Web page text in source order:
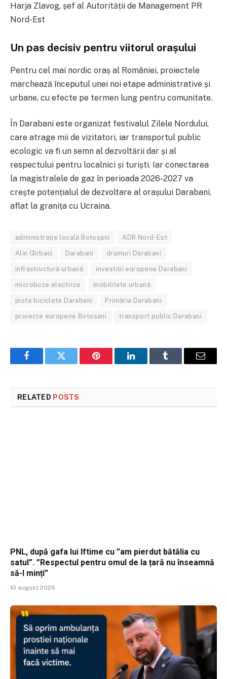
Harja Zlavog, șef al Autorității de Management PR
Nord-Est
Un pas decisiv pentru viitorul orașului
Pentru cel mai nordic oraș al României, proiectele
marchează începutul unei noi etape administrative și
urbane, cu efecte pe termen lung pentru comunitate.
În Darabani este organizat festivalul Zilele Nordului,
care atrage mii de vizitatori, iar transportul public
ecologic va fi un semn al dezvoltării dar și al
respectului pentru localnici și turiști. Iar conectarea
la magistralele de gaz în perioada 2026-2027 va
crește potențialul de dezvoltare al orașului Darabani,
aflat la granița cu Ucraina.
administrație locală Botoșani ADR Nord-Est
Alin Gîrbaci Darabani drumuri Darabani
infrastructură urbană investiții europene Darabani
microbuze electrice mobilitate urbană
piste biciclete Darabani Primăria Darabani
proiecte europene Botosani transport public Darabani
FacebookTwitter Pinterest LinkedInTumblr Email
RELATED POSTS
PNL, după gafa lui Iftime cu ”am pierdut bătălia cu
satul”. ”Respectul pentru omul de la țară nu înseamnă
să-l minți”
10 august 2026